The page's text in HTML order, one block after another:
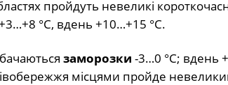
пройдуть невеликі
+3…+8 °С, вдень +10…+15 °С.
заморозки -3…0 °С; вдень
місцями пройде